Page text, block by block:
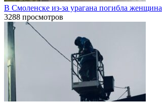
В Смоленске из-за урагана погибла женщина
3288 просмотров